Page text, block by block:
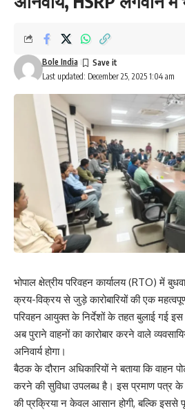
Last updated: December 25, 2025 1:04 am
Bole India
भोपाल क्षेत्रीय परिवहन कार्यालय (RTO) में
क्रय-विक्रय से जुड़े कारोबारियों की एक
परिवहन आयुक्त के निर्देशों के तहत बुलाई गई
अब पुराने वाहनों का कारोबार करने वाले
अनिवार्य होगा।
बैठक के दौरान अधिकारियों ने बताया कि वाहन
करने की सुविधा उपलब्ध है। इस प्रमाण पत्र
की प्रक्रिया न केवल आसान होगी, बल्कि इससे